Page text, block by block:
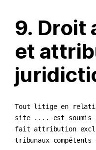
9. Droit
et
Tout litige en
site .... est
fait attribution
tribunaux compétents